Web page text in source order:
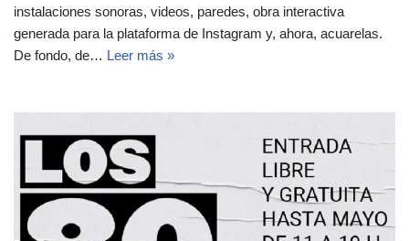
instalaciones sonoras, videos, paredes, obra interactiva
generada para la plataforma de Instagram y, ahora, acuarelas.
De fondo, de… Leer más »